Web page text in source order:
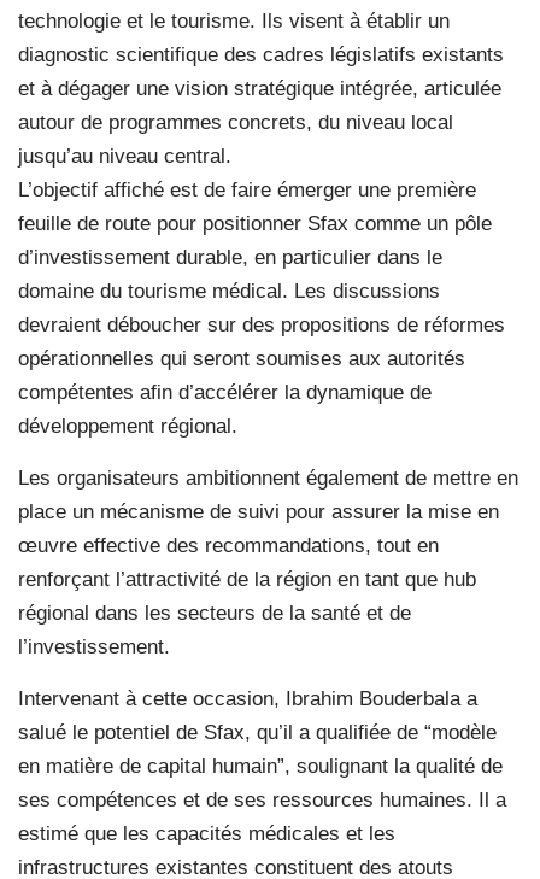
technologie et le tourisme. Ils visent à établir un
diagnostic scientifique des cadres législatifs existants
et à dégager une vision stratégique intégrée, articulée
autour de programmes concrets, du niveau local
jusqu’au niveau central.
L’objectif affiché est de faire émerger une première
feuille de route pour positionner Sfax comme un pôle
d’investissement durable, en particulier dans le
domaine du tourisme médical. Les discussions
devraient déboucher sur des propositions de réformes
opérationnelles qui seront soumises aux autorités
compétentes afin d’accélérer la dynamique de
développement régional.
Les organisateurs ambitionnent également de mettre en
place un mécanisme de suivi pour assurer la mise en
œuvre effective des recommandations, tout en
renforçant l’attractivité de la région en tant que hub
régional dans les secteurs de la santé et de
l’investissement.
Intervenant à cette occasion, Ibrahim Bouderbala a
salué le potentiel de Sfax, qu’il a qualifiée de “modèle
en matière de capital humain”, soulignant la qualité de
ses compétences et de ses ressources humaines. Il a
estimé que les capacités médicales et les
infrastructures existantes constituent des atouts